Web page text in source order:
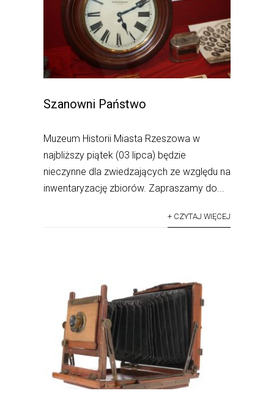
Szanowni Państwo
Muzeum Historii Miasta Rzeszowa w
najbliższy piątek (03 lipca) będzie
nieczynne dla zwiedzających ze względu na
inwentaryzację zbiorów. Zapraszamy do...
+ CZYTAJ WIĘCEJ